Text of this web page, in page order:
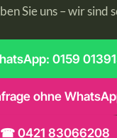
Sie uns – wir sind
0159
ohne
☎ 0421 83066208